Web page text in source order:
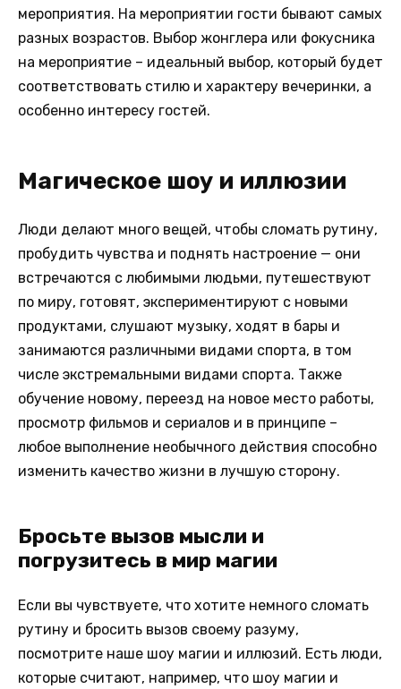
мероприятия. На мероприятии гости бывают самых
разных возрастов. Выбор жонглера или фокусника
на мероприятие – идеальный выбор, который будет
соответствовать стилю и характеру вечеринки, а
особенно интересу гостей.
Магическое шоу и иллюзии
Люди делают много вещей, чтобы сломать рутину,
пробудить чувства и поднять настроение — они
встречаются с любимыми людьми, путешествуют
по миру, готовят, экспериментируют с новыми
продуктами, слушают музыку, ходят в бары и
занимаются различными видами спорта, в том
числе экстремальными видами спорта. Также
обучение новому, переезд на новое место работы,
просмотр фильмов и сериалов и в принципе –
любое выполнение необычного действия способно
изменить качество жизни в лучшую сторону.
Бросьте вызов мысли и
погрузитесь в мир магии
Если вы чувствуете, что хотите немного сломать
рутину и бросить вызов своему разуму,
посмотрите наше шоу магии и иллюзий. Есть люди,
которые считают, например, что шоу магии и